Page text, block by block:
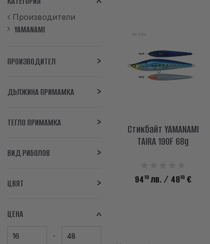
Производители
YAMANAMI
ПРОИЗВОДИТЕЛ
ДЪЛЖИНА ПРИМАМКА
ТЕГЛО ПРИМАМКА
ВИД РИБОЛОВ
ЦВЯТ
ЦЕНА
Стикбайт YAMANAMI
TAIRA 190F 68g
9419лв./ 4816€